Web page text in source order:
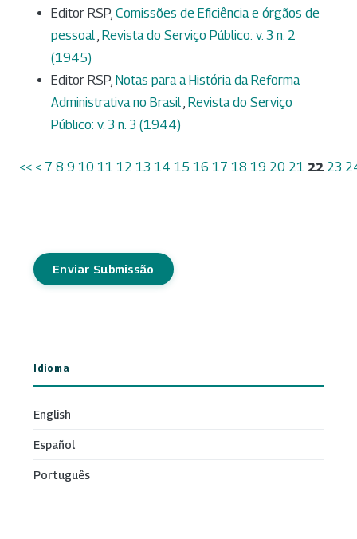
Editor RSP, Comissões de Eficiência e órgãos de
pessoal Revista do Serviço Público: v. 3 n. 2
(1945)
Editor RSP, Notas para a História da Reforma
Administrativa no Brasil Revista do Serviço
Público: v. 3 n. 3 (1944)
<< < 7 8 9 10 11 12 13 14 15 16 17 18 19 20 21 22 23
Enviar Submissão
Idioma
English
Español
Português